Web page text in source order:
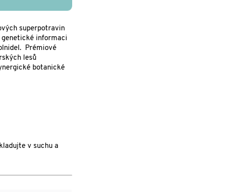
superpotravin
informaci
Prémiové
lesů
botanické
v suchu a